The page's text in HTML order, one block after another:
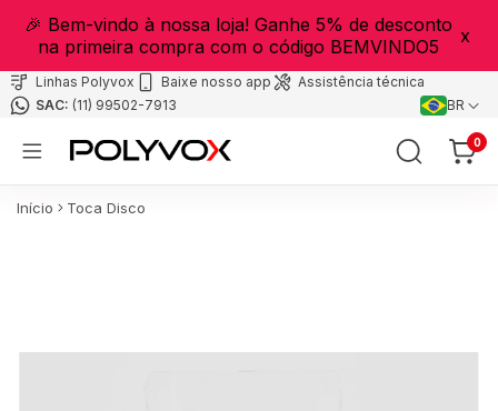
🎉 Bem-vindo à nossa loja! Ganhe 5% de desconto
na primeira compra com o código BEMVINDO5
x
Linhas Polyvox Baixe nosso app
Assistência técnica
(11) 99502-7913
BR
0
Início Toca Disco